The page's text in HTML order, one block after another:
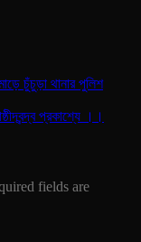
চুঁচুড়া থানার পুলিশ
প্রকাশ্যে ।।
fields are